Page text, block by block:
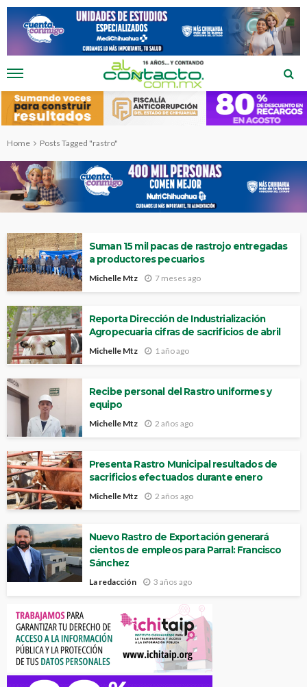
Home Posts Tagged "rastro"
Suman 15 mil pacas de rastrojo entregadas
a productores pecuarios
Michelle Mtz 7 meses ago
Reporta Dirección de Industrialización
Agropecuaria cifras de sacrificios de abril
Michelle Mtz 1 año ago
Recibe personal del Rastro uniformes y
equipo
Michelle Mtz 2 años ago
Presenta Rastro Municipal resultados de
sacrificios efectuados durante enero
Michelle Mtz 2 años ago
Nuevo Rastro de Exportación generará
cientos de empleos para Parral: Francisco
Sánchez
La redacción 3 años ago